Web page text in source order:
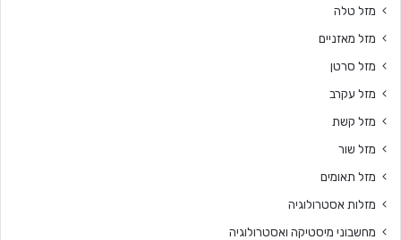
מזל טלה
מזל מאזניים
מזל סרטן
מזל עקרב
מזל קשת
מזל שור
מזל תאומים
מזלות אסטרולוגיה
מחשבוני מיסטיקה ואסטרולוגיה